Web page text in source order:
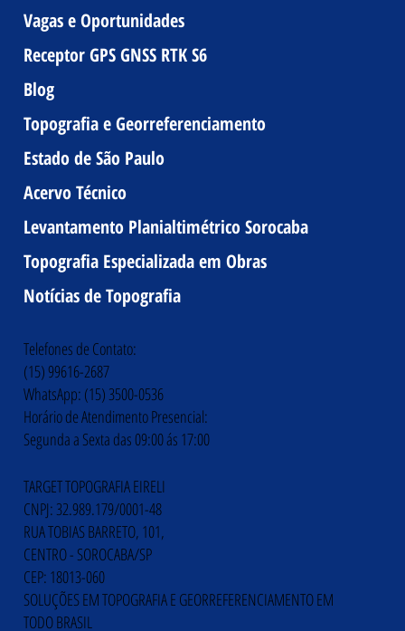
Vagas e Oportunidades
Receptor GPS GNSS RTK S6
Blog
Topografia e Georreferenciamento
Estado de São Paulo
Acervo Técnico
Levantamento Planialtimétrico Sorocaba
Topografia Especializada em Obras
Notícias de Topografia
Telefones de Contato:
(15) 99616-2687
WhatsApp: (15) 3500-0536
Horário de Atendimento Presencial:
Segunda a Sexta das 09:00 ás 17:00
TARGET TOPOGRAFIA EIRELI
CNPJ: 32.989.179/0001-48
RUA TOBIAS BARRETO, 101,
CENTRO - SOROCABA/SP
CEP: 18013-060
SOLUÇÕES EM TOPOGRAFIA E GEORREFERENCIAMENTO EM
TODO BRASIL